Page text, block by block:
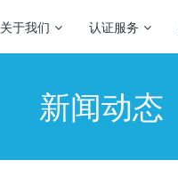
关于我们 认证服务
新闻动态